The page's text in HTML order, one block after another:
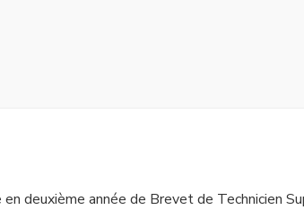
deuxième année de Brevet de Technicien